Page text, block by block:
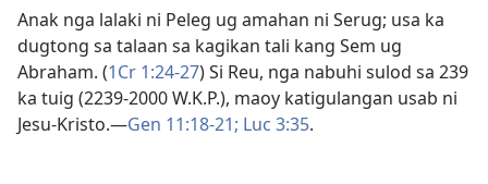
Anak nga lalaki ni Peleg ug amahan ni Serug; usa ka
dugtong sa talaan sa kagikan tali kang Sem ug
Abraham. (1Cr 1:24-27) Si Reu, nga nabuhi sulod sa 239
ka tuig (2239-2000 W.K.P.), maoy katigulangan usab ni
Jesu-Kristo.​—Gen 11:18-21; Luc 3:35.